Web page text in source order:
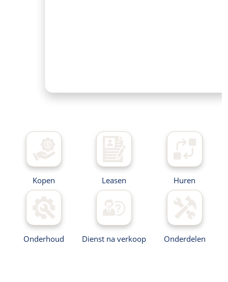
Kopen Leasen Huren
Onderhoud Dienst na verkoop Onderdelen